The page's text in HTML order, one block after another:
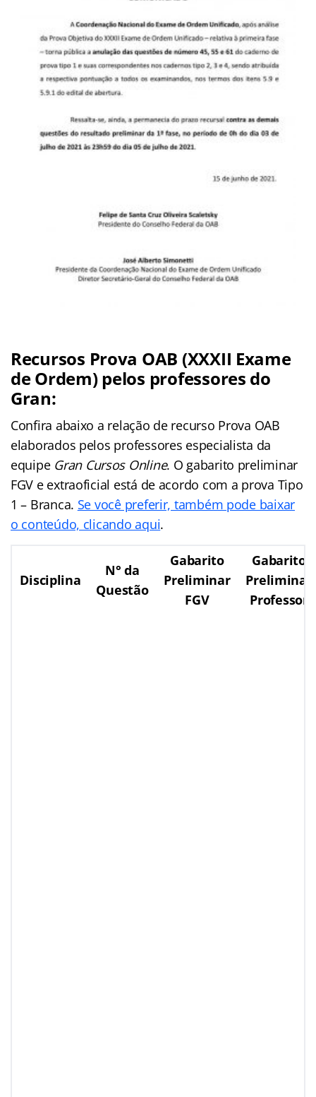
Recursos Prova OAB (XXXII Exame
de Ordem) pelos professores do
Gran:
Confira abaixo a relação de recurso Prova OAB
elaborados pelos professores especialista da
equipe Gran Cursos Online. O gabarito preliminar
FGV e extraoficial está de acordo com a prova Tipo
1 – Branca. Se você preferir, também pode baixar
o conteúdo, clicando aqui.
Disciplina
N° da
Questão
Gabarito
Preliminar
FGV
Gabarito
Preliminar
Professor